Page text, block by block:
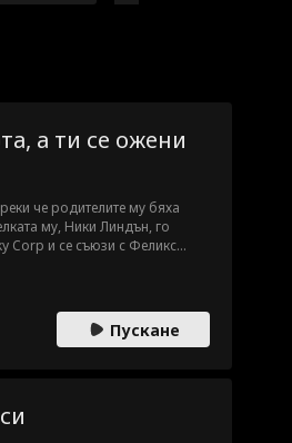
а ти се ожени
че родителите му бяха
му, Ники Линдън, го
Corp и се съюзи с Феликс
с времето преодоля
му каза истината.Пускане